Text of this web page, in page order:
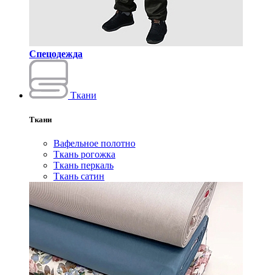
Спецодежда
Ткани
Ткани
Вафельное полотно
Ткань рогожка
Ткань перкаль
Ткань сатин